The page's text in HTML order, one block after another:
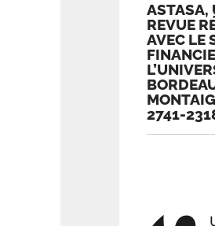
ASTASA,
REVUE
AVEC LE
2741-